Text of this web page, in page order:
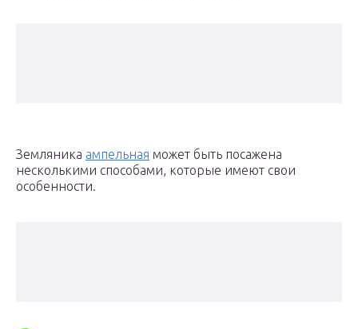
Земляника ампельная может быть посажена
несколькими способами, которые имеют свои
особенности.